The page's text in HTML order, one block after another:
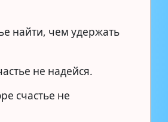
найти, чем удержать
не надейся.
счастье не